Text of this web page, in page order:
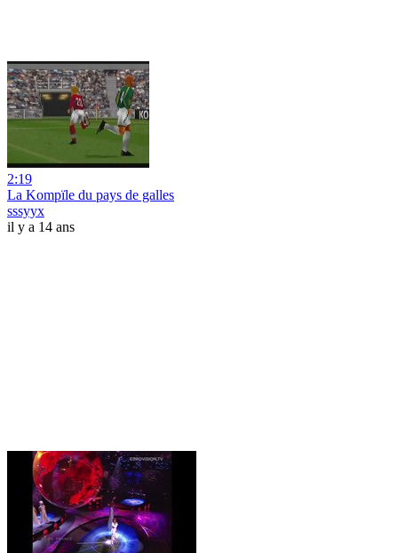
2:19
La Kompïle du pays de galles
sssyyx
il y a 14 ans